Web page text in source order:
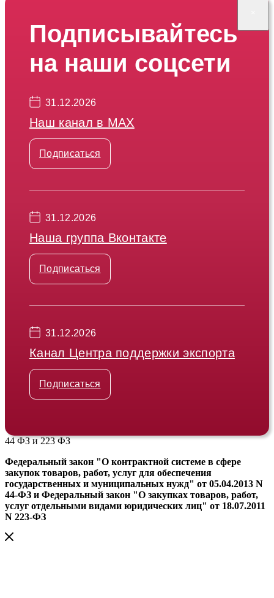
Подписывайтесь
на наши соцсети
31.12.2026
Наш канал в МАХ
Подписаться
31.12.2026
Наша группа Вконтакте
Подписаться
31.12.2026
Канал Центра поддержки экспорта
Подписаться
44 ФЗ и 223 ФЗ
Федеральный закон "О контрактной системе в сфере
закупок товаров, работ, услуг для обеспечения
государственных и муниципальных нужд" от 05.04.2013 N
44-ФЗ и Федеральный закон "О закупках товаров, работ,
услуг отдельными видами юридических лиц" от 18.07.2011
N 223-ФЗ